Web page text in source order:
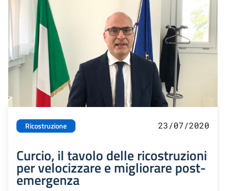
Ricostruzione 23/07/2020
Curcio, il tavolo delle ricostruzioni
per velocizzare e migliorare post-
emergenza